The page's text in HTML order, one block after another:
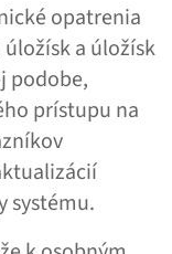
opatrenia
a úložísk
podobe,
prístupu na
systému.